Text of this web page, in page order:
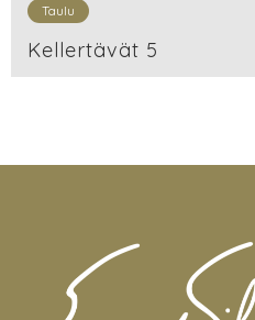
Taulu
Kellertävät 5